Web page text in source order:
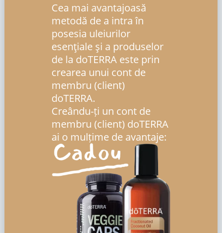
Cea mai avantajoasă
metodă de a intra în
posesia uleiurilor
esenţiale şi a produselor
de la doTERRA este prin
crearea unui cont de
membru (client)
doTERRA.
Creându-ți un cont de
membru (client) doTERRA
ai o mulțime de avantaje: